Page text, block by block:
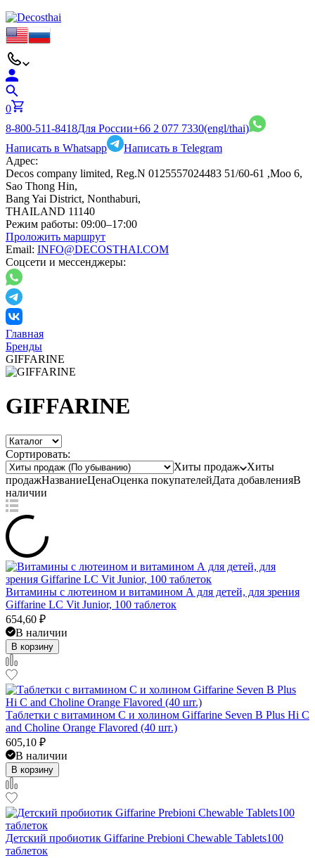
0
8-800-511-8418Для России+66 2 077 7330(engl/thai)
Написать в Whatsapp
Написать в Telegram
Адрес:
Decos company limited, Reg.N 0125557024483 51/60-61 ,Moo 6,
Sao Thong Hin,
Bang Yai District, Nonthaburi,
THAILAND 11140
Режим работы: 09:00–17:00
Проложить маршрут
Email: INFO@DECOSTHAI.COM
Соцсети и мессенджеры:
Главная
Бренды
GIFFARINE
GIFFARINE
Сортировать:
Хиты продаж
Хиты
продажНазваниеЦенаОценка покупателейДата добавленияВ
наличии
Витамины с лютеином и витамином А для детей, для зрения
Giffarine LC Vit Junior, 100 таблеток
654,60 ₽
В наличии
В корзину
Таблетки с витамином С и холином Giffarine Seven B Plus Hi C
and Choline Orange Flavored (40 шт.)
605,10 ₽
В наличии
В корзину
Детский пробиотик Giffarine Prebioni Chewable Tablets100
таблеток